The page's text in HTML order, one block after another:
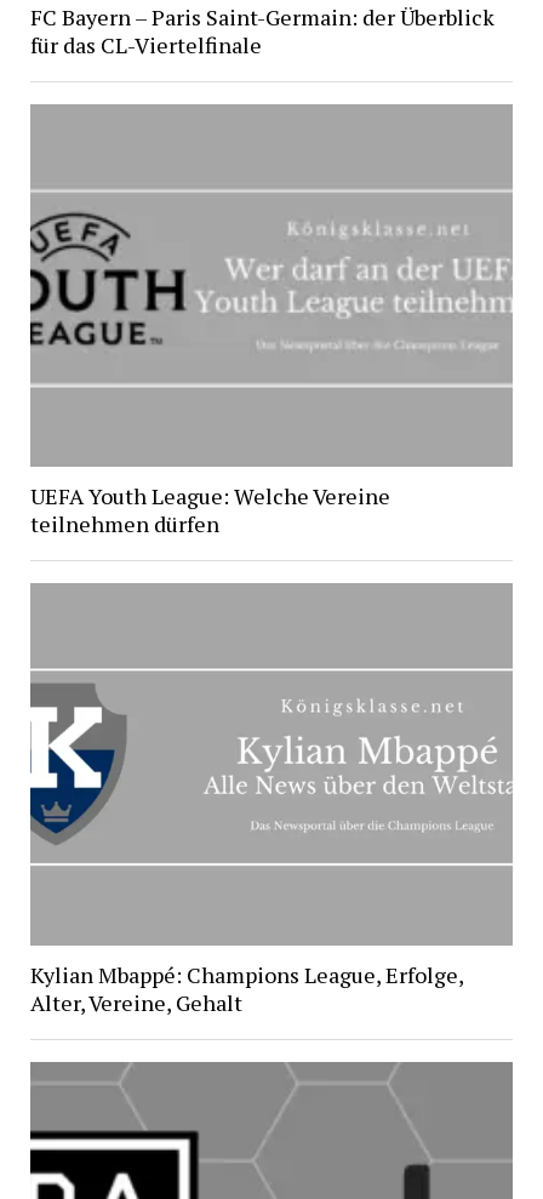
FC Bayern – Paris Saint-Germain: der Überblick
für das CL-Viertelfinale
UEFA Youth League: Welche Vereine
teilnehmen dürfen
Kylian Mbappé: Champions League, Erfolge,
Alter, Vereine, Gehalt